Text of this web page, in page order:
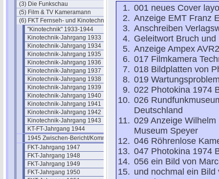
(3) Die Funkschau
(5) Film & TV Kameramann
(6) FKT Fernseh- und Kinotechnik
"Kinotechnik" 1933-1944
Kinotechnik-Jahrgang 1933
Kinotechnik-Jahrgang 1934
Kinotechnik-Jahrgang 1935
Kinotechnik-Jahrgang 1936
Kinotechnik-Jahrgang 1937
Kinotechnik-Jahrgang 1938
Kinotechnik-Jahrgang 1939
Kinotechnik-Jahrgang 1940
Kinotechnik-Jahrgang 1941
Kinotechnik-Jahrgang 1942
Kinotechnik-Jahrgang 1943
KT-FT-Jahrgang 1944
1945 Zwischen-Bericht/Kommentar
FKT-Jahrgang 1947
FKT-Jahrgang 1948
FKT-Jahrgang 1949
FKT-Jahrgang 1950
001 neues Cover
Anzeige EMT Franz
Anschreiben
Geleitwort Bruch und
Anzeige Ampex AVR2
017 Filmkamera
018 Bildplatten von
019
022 Photokina 1974
026
Deutschland
029 Anzeige
Museum Speyer
046 Röhrenlose
047 Photokina 1974
056 ein Bild von
und nochmal ein